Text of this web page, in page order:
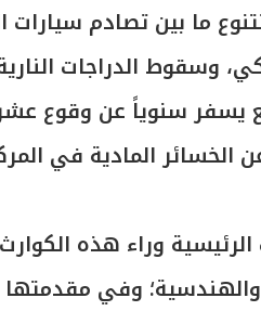
ما بين تصادم سيارات
وسقوط الدراجات
يسفر سنوياً عن وقوع
الخسائر المادية في
الرئيسية وراء هذه
والهندسية؛ وفي